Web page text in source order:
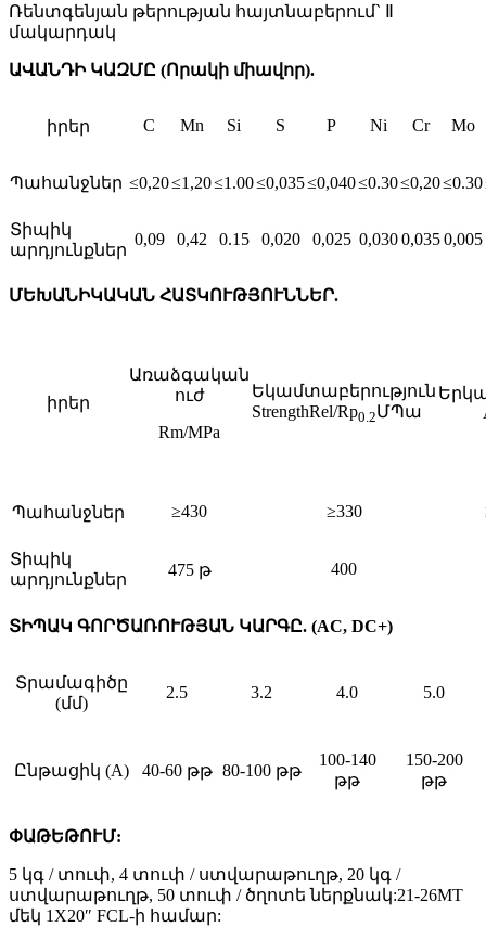
Ռենտգենյան թերության հայտնաբերում` Ⅱ
մակարդակ
ԱՎԱՆԴԻ ԿԱԶՄԸ (Որակի միավոր).
իրեր C Mn Si S P Ni Cr Mo
Պահանջներ ≤0,20≤1,20≤1.00≤0,035≤0,040≤0.30≤0,20≤0.30
Տիպիկ
արդյունքներ
0,09 0,42 0.15 0,020 0,025 0,030 0,035 0,005
ՄԵԽԱՆԻԿԱԿԱՆ ՀԱՏԿՈՒԹՅՈՒՆՆԵՐ.
իրեր
Առաձգական
ուժ
Rm/MPa
Եկամտաբերություն
StrengthRel/Rp0.2ՄՊա
Պահանջներ ≥430 ≥330
Տիպիկ
արդյունքներ
475 թ 400
ՏԻՊԱԿ ԳՈՐԾԱՌՈՒԹՅԱՆ ԿԱՐԳԸ. (AC, DC+)
Տրամագիծը
(մմ)
2.5 3.2 4.0 5.0
Ընթացիկ (A) 40-60 թթ 80-100 թթ
100-140
թթ
150-200
թթ
ՓԱԹԵԹՈՒՄ:
5 կգ / տուփ, 4 տուփ / ստվարաթուղթ, 20 կգ /
ստվարաթուղթ, 50 տուփ / ծղոտե ներքնակ:21-26MT
մեկ 1X20″ FCL-ի համար: